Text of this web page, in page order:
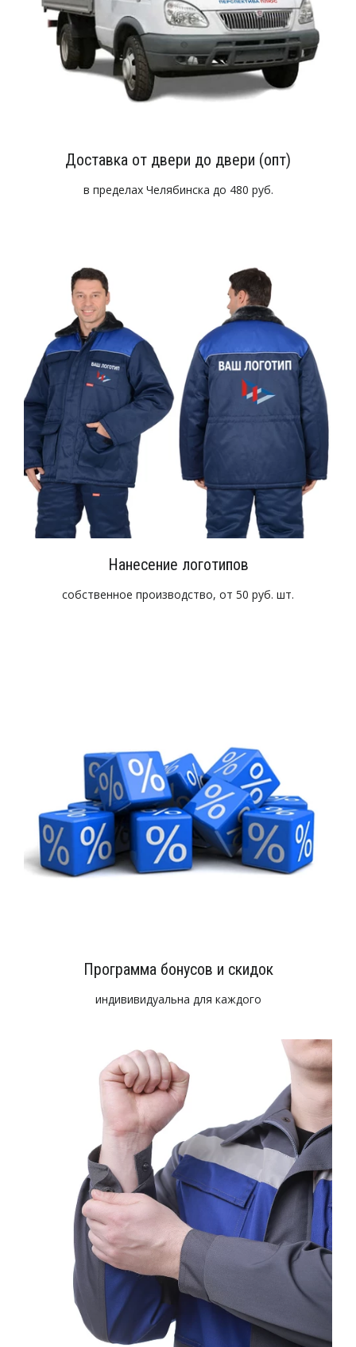
Доставка от двери до двери (опт)
в пределах Челябинска до 480 руб.
Нанесение логотипов
собственное производство, от 50 руб. шт.
Программа бонусов и скидок
индививидуальна для каждого